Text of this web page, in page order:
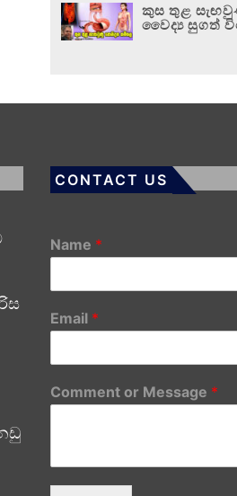
කුස තුළ
වෛද්‍ය සුගත්
CONTACT US
Name *
Email *
Comment or Message *